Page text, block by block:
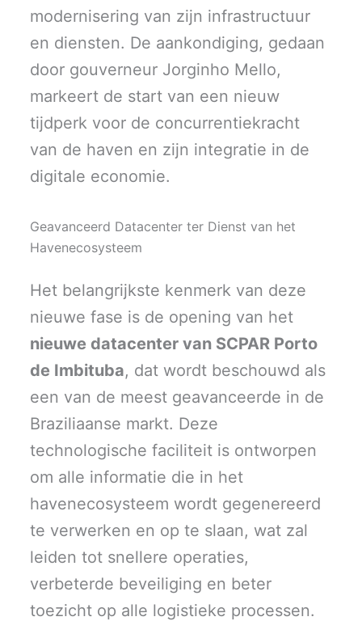
modernisering van zijn infrastructuur
en diensten. De aankondiging, gedaan
door gouverneur Jorginho Mello,
markeert de start van een nieuw
tijdperk voor de concurrentiekracht
van de haven en zijn integratie in de
digitale economie.
Geavanceerd Datacenter ter Dienst van het
Havenecosysteem
Het belangrijkste kenmerk van deze
nieuwe fase is de opening van het
nieuwe datacenter van SCPAR Porto
de Imbituba, dat wordt beschouwd als
een van de meest geavanceerde in de
Braziliaanse markt. Deze
technologische faciliteit is ontworpen
om alle informatie die in het
havenecosysteem wordt gegenereerd
te verwerken en op te slaan, wat zal
leiden tot snellere operaties,
verbeterde beveiliging en beter
toezicht op alle logistieke processen.